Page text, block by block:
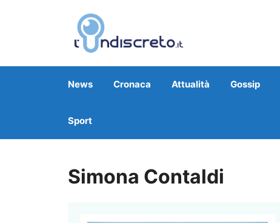
News Cronaca Attualità Gossip
Sport
Simona Contaldi